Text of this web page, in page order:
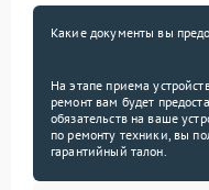
Какие документы вы
На этапе приема
ремонт вам будет
обязательств на ваше
по ремонту техники, вы
гарантийный талон.